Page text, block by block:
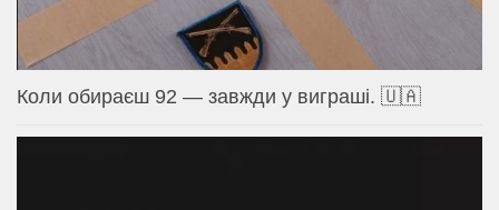
Коли обираєш 92 — завжди у виграші. 🇺🇦